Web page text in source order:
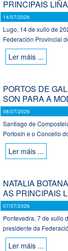
PRINCIPAIS
14/07/2026
Lugo, 14 de xullo de
Federación Provincial
Ler máis ...
PORTOS DE
SON PARA A
08/07/2026
Santiago de
Portosín e o Concello
Ler máis ...
NATALIA
AS PRINCIPAIS
07/07/2026
Pontevedra, 7 de xullo
presidente da
Ler máis ...